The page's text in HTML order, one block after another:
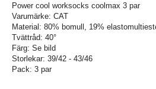
Power cool worksocks coolmax 3 par
Varumärke: CAT
Material: 80% bomull, 19%
Tvättråd: 40°
Färg: Se bild
Storlekar: 39/42 - 43/46
Pack: 3 par